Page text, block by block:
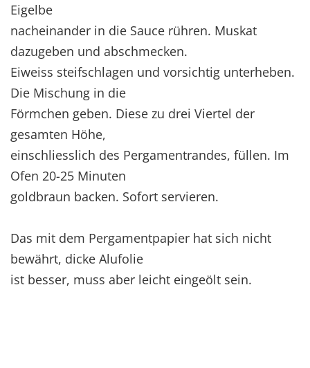
Eigelbe
nacheinander in die Sauce rühren. Muskat
dazugeben und abschmecken.
Eiweiss steifschlagen und vorsichtig unterheben.
Die Mischung in die
Förmchen geben. Diese zu drei Viertel der
gesamten Höhe,
einschliesslich des Pergamentrandes, füllen. Im
Ofen 20-25 Minuten
goldbraun backen. Sofort servieren.
Das mit dem Pergamentpapier hat sich nicht
bewährt, dicke Alufolie
ist besser, muss aber leicht eingeölt sein.